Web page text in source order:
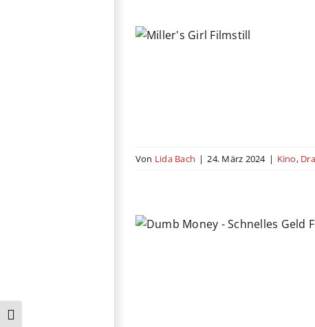
Umschalten auf hohe Kontraste
Von Lida Bach | 24. März 2024 | Kino,